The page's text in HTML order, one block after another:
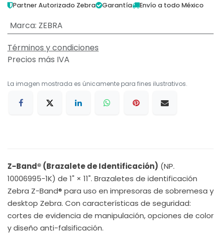
Partner Autorizado Zebra Garantía Envío a todo México
Marca: ZEBRA
Términos y condiciones
Precios más IVA
La imagen mostrada es únicamente para fines ilustrativos.
Z-Band® (Brazalete de Identificación) (NP.
10006995-1K) de 1" × 11". Brazaletes de identificación
Zebra Z-Band® para uso en impresoras de sobremesa y
desktop Zebra. Con características de seguridad:
cortes de evidencia de manipulación, opciones de color
y diseño anti-falsificación.